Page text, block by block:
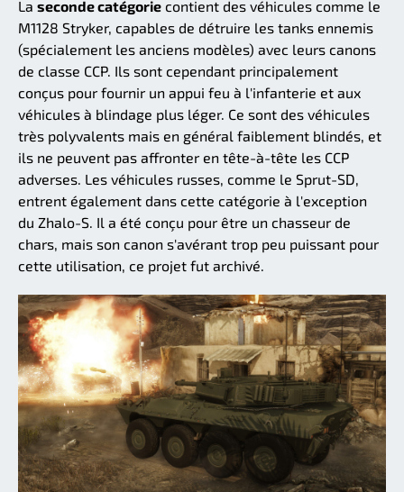
La seconde catégorie contient des véhicules comme le
M1128 Stryker, capables de détruire les tanks ennemis
(spécialement les anciens modèles) avec leurs canons
de classe CCP. Ils sont cependant principalement
conçus pour fournir un appui feu à l'infanterie et aux
véhicules à blindage plus léger. Ce sont des véhicules
très polyvalents mais en général faiblement blindés, et
ils ne peuvent pas affronter en tête-à-tête les CCP
adverses. Les véhicules russes, comme le Sprut-SD,
entrent également dans cette catégorie à l'exception
du Zhalo-S. Il a été conçu pour être un chasseur de
chars, mais son canon s'avérant trop peu puissant pour
cette utilisation, ce projet fut archivé.